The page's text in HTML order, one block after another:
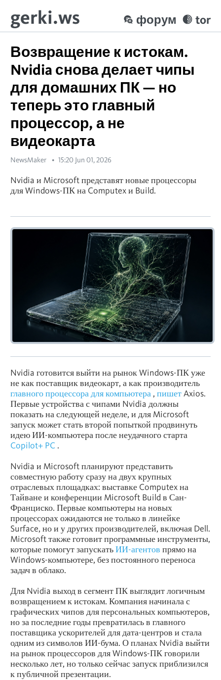
gerki.ws tor
форум
Возвращение к истокам.
Nvidia снова делает чипы
для домашних ПК — но
теперь это главный
процессор, а не
видеокарта
NewsMaker 15:20 Jun 01, 2026
Nvidia и Microsoft представят новые процессоры
для Windows-ПК на Computex и Build.
Nvidia готовится выйти на рынок Windows-ПК уже
не как поставщик видеокарт, а как производитель
главного процессора для компьютера , пишетAxios.
Первые устройства с чипами Nvidia должны
показать на следующей неделе, и для Microsoft
запуск может стать второй попыткой продвинуть
идею ИИ-компьютера после неудачного старта
Copilot+ PC .
Nvidia и Microsoft планируют представить
совместную работу сразу на двух крупных
отраслевых площадках: выставке Computex на
Тайване и конференции Microsoft Build в Сан-
Франциско. Первые компьютеры на новых
процессорах ожидаются не только в линейке
Surface, но и у других производителей, включая Dell.
Microsoft также готовит программные инструменты,
которые помогут запускатьИИ-агентов прямо на
Windows-компьютере, без постоянного переноса
задач в облако.
Для Nvidia выход в сегмент ПК выглядит логичным
возвращением к истокам. Компания начинала с
графических чипов для персональных компьютеров,
но за последние годы превратилась в главного
поставщика ускорителей для дата-центров и стала
одним из символов ИИ-бума. О планах Nvidia выйти
на рынок процессоров для Windows-ПК говорили
несколько лет, но только сейчас запуск приблизился
к публичной презентации.